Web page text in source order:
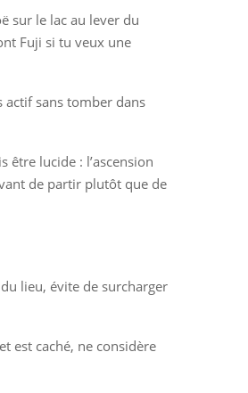
sur le lac au lever du
Fuji si tu veux une
actif sans tomber dans
lucide : l’ascension
de partir plutôt que de
lieu, évite de surcharger
est caché, ne considère